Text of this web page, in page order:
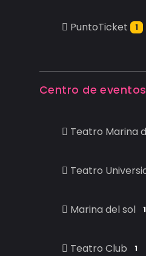
PuntoTicket 1
Centro de eventos
Teatro Marina
Teatro
Marina del sol 1
Teatro Club 1